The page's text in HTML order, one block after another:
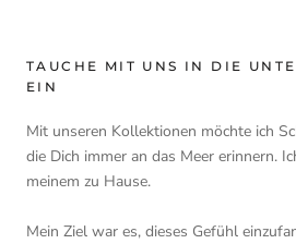
TAUCHE MIT UNS IN DIE
EIN
Mit unseren Kollektionen möchte ich
die Dich immer an das Meer erinnern.
meinem zu Hause.
Mein Ziel war es, dieses Gefühl